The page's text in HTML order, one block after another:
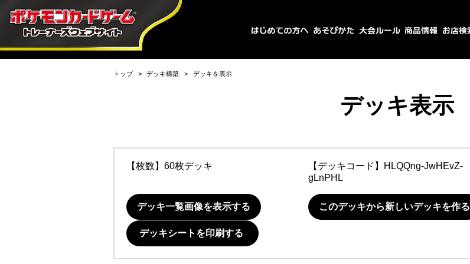
トップ デッキ構築 デッキを表示
デッキ表示
【枚数】60枚デッキ 【デッキコード】
HLQQng-JwHEvZ-
gLnPHL
デッキ一覧画像を表示する このデッキから新しいデッキを作る
デッキシートを印刷する